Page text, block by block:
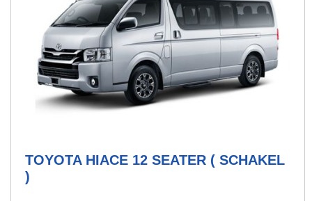
TOYOTA HIACE 12 SEATER ( SCHAKEL
)